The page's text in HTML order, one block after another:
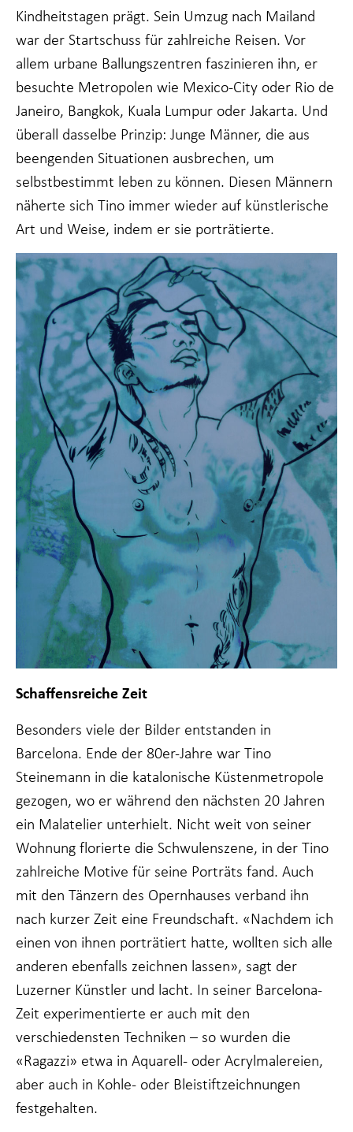
Kindheitstagen prägt. Sein Umzug nach Mailand
war der Startschuss für zahlreiche Reisen. Vor
allem urbane Ballungszentren faszinieren ihn, er
besuchte Metropolen wie Mexico-City oder Rio de
Janeiro, Bangkok, Kuala Lumpur oder Jakarta. Und
überall dasselbe Prinzip: Junge Männer, die aus
beengenden Situationen ausbrechen, um
selbstbestimmt leben zu können. Diesen Männern
näherte sich Tino immer wieder auf künstlerische
Art und Weise, indem er sie porträtierte.
Schaffensreiche Zeit
Besonders viele der Bilder entstanden in
Barcelona. Ende der 80er-Jahre war Tino
Steinemann in die katalonische Küstenmetropole
gezogen, wo er während den nächsten 20 Jahren
ein Malatelier unterhielt. Nicht weit von seiner
Wohnung florierte die Schwulenszene, in der Tino
zahlreiche Motive für seine Porträts fand. Auch
mit den Tänzern des Opernhauses verband ihn
nach kurzer Zeit eine Freundschaft. «Nachdem ich
einen von ihnen porträtiert hatte, wollten sich alle
anderen ebenfalls zeichnen lassen», sagt der
Luzerner Künstler und lacht. In seiner Barcelona-
Zeit experimentierte er auch mit den
verschiedensten Techniken – so wurden die
«Ragazzi» etwa in Aquarell- oder Acrylmalereien,
aber auch in Kohle- oder Bleistiftzeichnungen
festgehalten.